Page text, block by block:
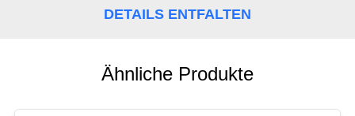
DETAILS ENTFALTEN
Ähnliche Produkte